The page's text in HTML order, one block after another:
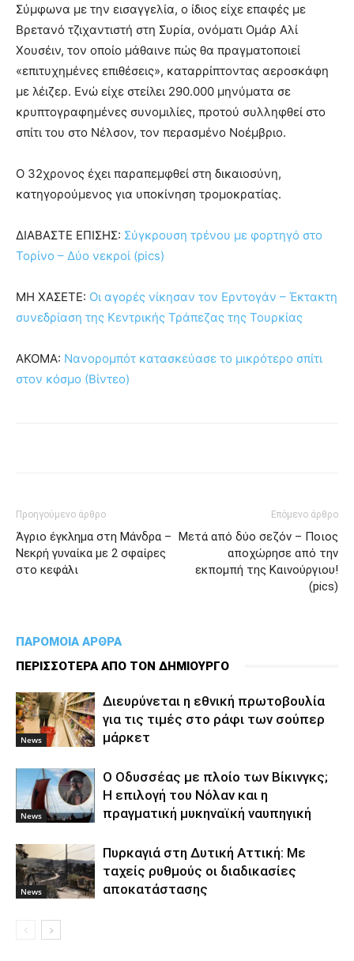
Σύμφωνα με την εισαγγελία, ο ίδιος είχε επαφές με
Βρετανό τζιχαντιστή στη Συρία, ονόματι Ομάρ Αλί
Χουσέιν, τον οποίο μάθαινε πώς θα πραγματοποιεί
«επιτυχημένες επιθέσεις», καταρρίπτοντας αεροσκάφη
με λέιζερ. Ενώ είχε στείλει 290.000 μηνύματα σε
κρυπτογραφημένες συνομιλίες, προτού συλληφθεί στο
σπίτι του στο Νέλσον, τον περασμένο Νοέμβριο.
Ο 32χρονος έχει παραπεμφθεί στη δικαιοσύνη,
κατηγορούμενος για υποκίνηση τρομοκρατίας.
ΔΙΑΒΑΣΤΕ ΕΠΙΣΗΣ: Σύγκρουση τρένου με φορτηγό στο
Τορίνο – Δύο νεκροί (pics)
ΜΗ ΧΑΣΕΤΕ: Οι αγορές νίκησαν τον Ερντογάν – Έκτακτη
συνεδρίαση της Κεντρικής Τράπεζας της Τουρκίας
ΑΚΟΜΑ: Νανορομπότ κατασκεύασε το μικρότερο σπίτι
στον κόσμο (Βίντεο)
Προηγούμενο άρθρο
Άγριο έγκλημα στη Μάνδρα –
Νεκρή γυναίκα με 2 σφαίρες
στο κεφάλι
Επόμενο άρθρο
Μετά από δύο σεζόν – Ποιος
αποχώρησε από την
εκπομπή της Καινούργιου!
(pics)
ΠΑΡΟΜΟΙΑ ΑΡΘΡΑ
ΠΕΡΙΣΣΟΤΕΡΑ ΑΠΟ ΤΟΝ ΔΗΜΙΟΥΡΓΟ
News
Διευρύνεται η εθνική πρωτοβουλία
για τις τιμές στο ράφι των σούπερ
μάρκετ
News
Ο Οδυσσέας με πλοίο των Βίκινγκς;
Η επιλογή του Νόλαν και η
πραγματική μυκηναϊκή ναυπηγική
News
Πυρκαγιά στη Δυτική Αττική: Με
ταχείς ρυθμούς οι διαδικασίες
αποκατάστασης